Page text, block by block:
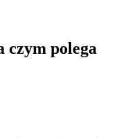
czym polega